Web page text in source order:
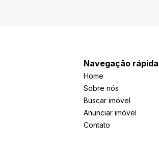
Navegação rápida
Home
Sobre nós
Buscar imóvel
Anunciar imóvel
Contato